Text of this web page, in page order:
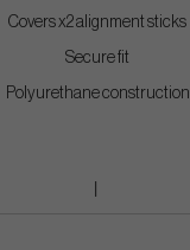
Covers x2 alignment sticks
Secure fit
Polyurethane construction